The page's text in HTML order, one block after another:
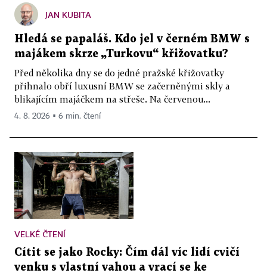
JAN KUBITA
Hledá se papaláš. Kdo jel v černém BMW s
majákem skrze „Turkovu“ křižovatku?
Před několika dny se do jedné pražské křižovatky
přihnalo obří luxusní BMW se začerněnými skly a
blikajícím majáčkem na střeše. Na červenou...
4. 8. 2026 ▪ 6 min. čtení
VELKÉ ČTENÍ
Cítit se jako Rocky: Čím dál víc lidí cvičí
venku s vlastní vahou a vrací se ke